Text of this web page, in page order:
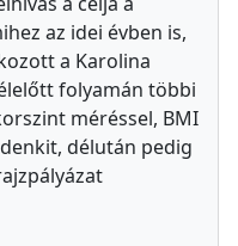
az idei évben is,
a Karolina
folyamán többi
méréssel, BMI
délután pedig